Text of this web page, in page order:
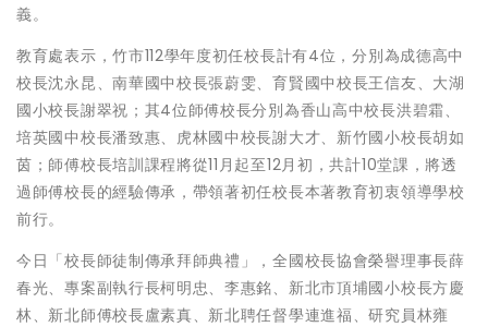
義。
教育處表示，竹市112學年度初任校長計有4位，分別為成德高中
校長沈永昆、南華國中校長張蔚雯、育賢國中校長王信友、大湖
國小校長謝翠祝；其4位師傅校長分別為香山高中校長洪碧霜、
培英國中校長潘致惠、虎林國中校長謝大才、新竹國小校長胡如
茵；師傅校長培訓課程將從11月起至12月初，共計10堂課，將透
過師傅校長的經驗傳承，帶領著初任校長本著教育初衷領導學校
前行。
今日「校長師徒制傳承拜師典禮」，全國校長協會榮譽理事長薛
春光、專案副執行長柯明忠、李惠銘、新北市頂埔國小校長方慶
林、新北師傅校長盧素真、新北聘任督學連進福、研究員林雍